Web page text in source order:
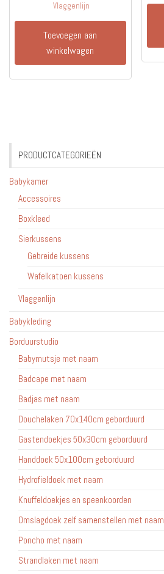
Vlaggenlijn
Toevoegen aan
winkelwagen
PRODUCTCATEGORIEËN
Babykamer
Accessoires
Boxkleed
Sierkussens
Gebreide kussens
Wafelkatoen kussens
Vlaggenlijn
Babykleding
Borduurstudio
Babymutsje met naam
Badcape met naam
Badjas met naam
Douchelaken 70x140cm geborduurd
Gastendoekjes 50x30cm geborduurd
Handdoek 50x100cm geborduurd
Hydrofieldoek met naam
Knuffeldoekjes en speenkoorden
Omslagdoek zelf samenstellen met naam
Poncho met naam
Strandlaken met naam